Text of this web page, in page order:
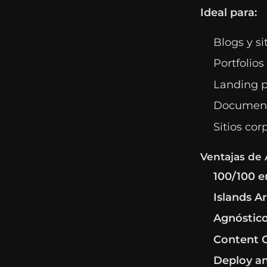
Ideal para:
Blogs y
Landing
Sitios
Ventajas de
100/100
Islands
Content
Deploy